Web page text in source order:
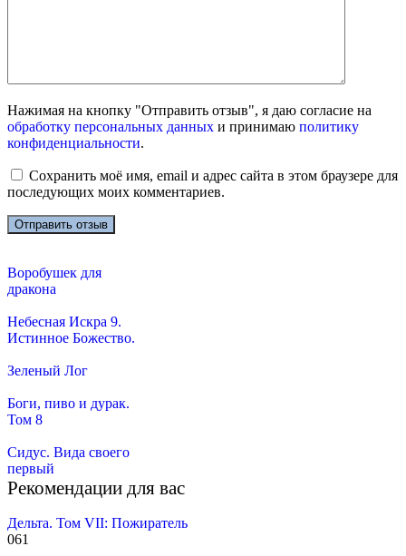
Нажимая на кнопку "Отправить отзыв", я даю согласие на
обработку персональных данных и принимаю политику
конфиденциальности.
Сохранить моё имя, email и адрес сайта в этом браузере для
последующих моих комментариев.
Воробушек для
дракона
Небесная Искра 9.
Истинное Божество.
Зеленый Лог
Боги, пиво и дурак.
Том 8
Сидус. Вида своего
первый
Рекомендации для вас
Дельта. Том VII: Пожиратель
061